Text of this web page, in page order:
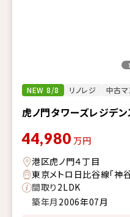
NEW 8/8 リノレジ 中古マ
虎ノ門タワーズレジデン
44,980 万円
港区虎ノ門４丁目
東京メトロ日比谷線「
間取り2LDK
築年月 2006年07月